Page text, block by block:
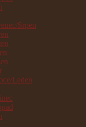
Srpen
Leden